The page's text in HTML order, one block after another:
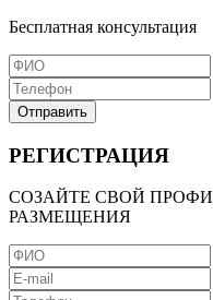
Бесплатная консультация
Отправить
РЕГИСТРАЦИЯ
СОЗАЙТЕ СВОЙ
РАЗМЕЩЕНИЯ